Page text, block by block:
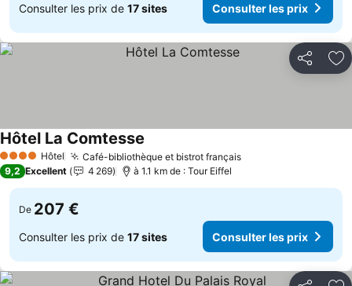
Consulter les prix de 17 sites Consulter les prix
Partager
4 Étoiles Hôtel Café-bibliothèque et bistrot français
Hôtel La Comtesse
9,2 Excellent 4 269 à 1.1 km de : Tour Eiffel
De 207 €
Consulter les prix de 17 sites Consulter les prix